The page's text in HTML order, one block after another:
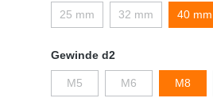
25 mm 32 mm 40 mm
Gewinde d2
M5 M6 M8